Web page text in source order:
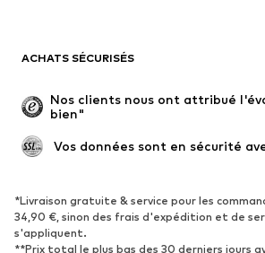
Occasions spéciales
Exclusif
Remise à neuf
Nouveautés
Tendance
Baskets
Bottines
Escarpins et talons hauts
Bottes
ACHATS SÉCURISÉS
Nos clients nous ont attribué
bien"
Vos données sont en sécurité
*Livraison gratuite & service pour les
34,90 €, sinon des frais d'expédition et de
s'appliquent.
**Prix total le plus bas des 30 derniers jours